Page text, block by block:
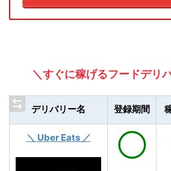
＼すぐに稼げるフードデリ
デリバリー名 登録期間
＼ Uber Eats ／ ◯